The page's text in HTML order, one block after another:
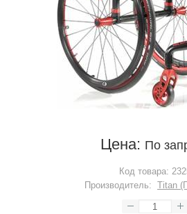
Цена: По
Код товара:
Производитель:
Titan